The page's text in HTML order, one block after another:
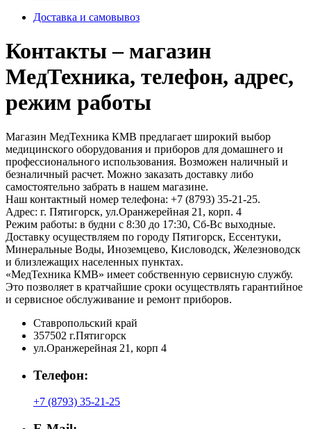
Доставка и самовывоз
Контакты – магазин
МедТехника, телефон, адрес,
режим работы
Магазин МедТехника КМВ предлагает широкий выбор
медицинского оборудования и приборов для домашнего и
профессионального использования. Возможен наличный и
безналичный расчет. Можно заказать доставку либо
самостоятельно забрать в нашем магазине.
Наш контактный номер телефона: +7 (8793) 35-21-25.
Адрес: г. Пятигорск, ул.Оранжерейная 21, корп. 4
Режим работы: в будни с 8:30 до 17:30, Сб-Вс выходные.
Доставку осуществляем по городу Пятигорск, Ессентуки,
Минеральные Воды, Иноземцево, Кисловодск, Железноводск
и близлежащих населенных пунктах.
«МедТехника КМВ» имеет собственную сервисную службу.
Это позволяет в кратчайшие сроки осуществлять гарантийное
и сервисное обслуживание и ремонт приборов.
Ставропольский край
357502 г.Пятигорск
ул.Оранжерейная 21, корп 4
Телефон:
+7 (8793) 35-21-25